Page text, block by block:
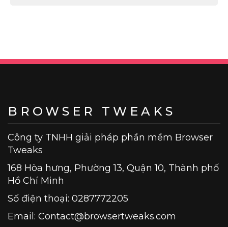
BROWSER TWEAKS
Công ty TNHH giải pháp phần mềm Browser
Tweaks
168 Hòa hưng, Phường 13, Quận 10, Thành phố
Hồ Chí Minh
Số điện thoại: 0287772205
Email: Contact@browsertweaks.com